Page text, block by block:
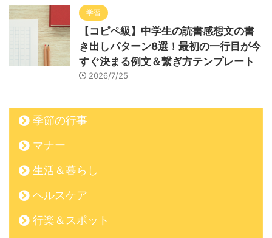
学習
【コピペ級】中学生の読書感想文の書
き出しパターン8選！最初の一行目が今
すぐ決まる例文＆繋ぎ方テンプレート
2026/7/25
季節の行事
マナー
生活＆暮らし
ヘルスケア
行楽＆スポット